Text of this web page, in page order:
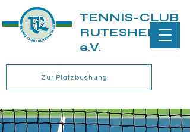
TENNIS-CLUB
RUTESHEIM
e.V.
Zur Platzbuchung